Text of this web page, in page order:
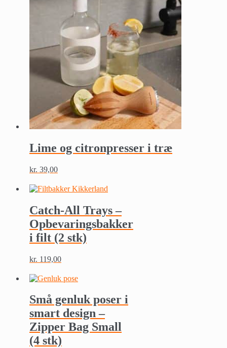
Lime og citronpresser i træ
kr. 39,00
Catch-All Trays –
Opbevaringsbakker
i filt (2 stk)
kr. 119,00
Små genluk poser i
smart design –
Zipper Bag Small
(4 stk)